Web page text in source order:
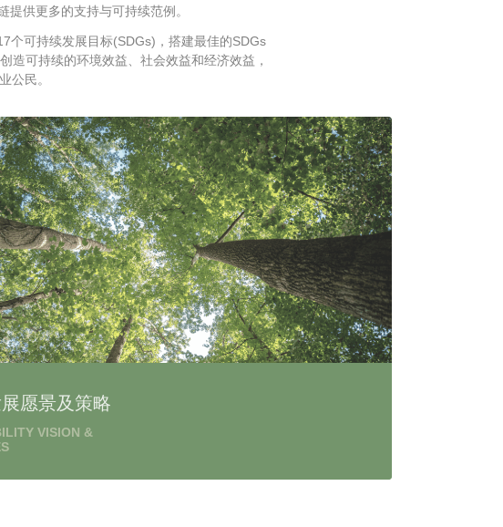
提供更多的支持与可持续范例。
个可持续发展目标(SDGs)，搭建最佳的SDGs
造可持续的环境效益、社会效益和经济效益，
公民。
愿景及策略
VISION &